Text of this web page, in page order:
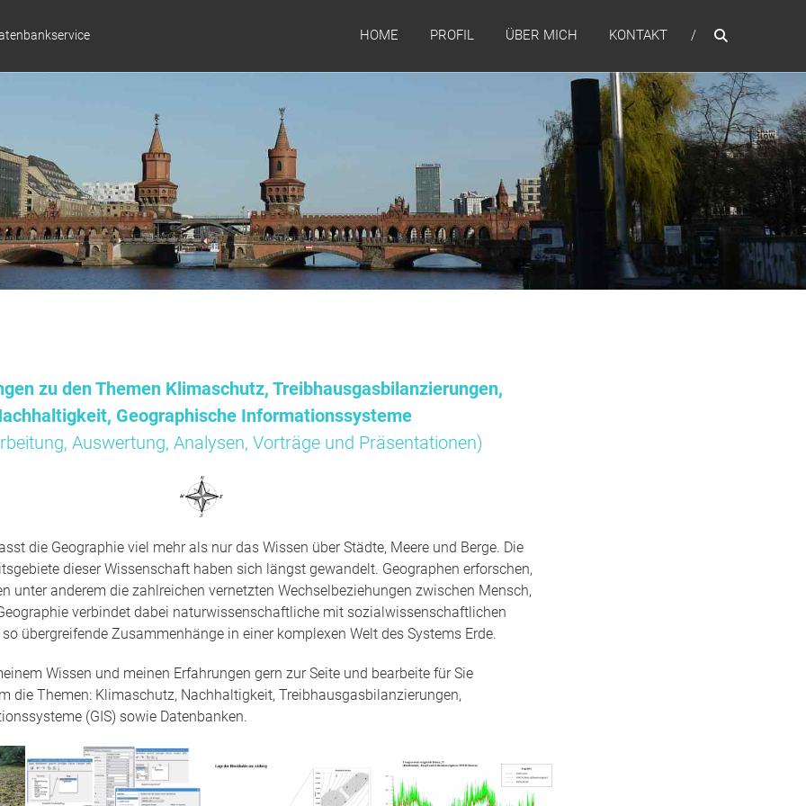
HOME PROFIL ÜBER MICH KONTAKT
zu den Themen Klimaschutz, Treibhausgasbilanzierungen,
Geographische Informationssysteme
Auswertung, Analysen, Vorträge und Präsentationen)
die Geographie viel mehr als nur das Wissen über Städte, Meere und Berge. Die
dieser Wissenschaft haben sich längst gewandelt. Geographen erforschen,
unter anderem die zahlreichen vernetzten Wechselbeziehungen zwischen Mensch,
verbindet dabei naturwissenschaftliche mit sozialwissenschaftlichen
übergreifende Zusammenhänge in einer komplexen Welt des Systems Erde.
Wissen und meinen Erfahrungen gern zur Seite und bearbeite für Sie
die Themen: Klimaschutz, Nachhaltigkeit, Treibhausgasbilanzierungen,
(GIS) sowie Datenbanken.